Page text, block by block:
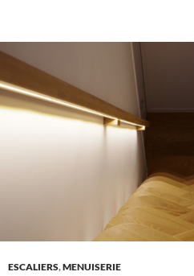
ESCALIERS,MENUISERIE